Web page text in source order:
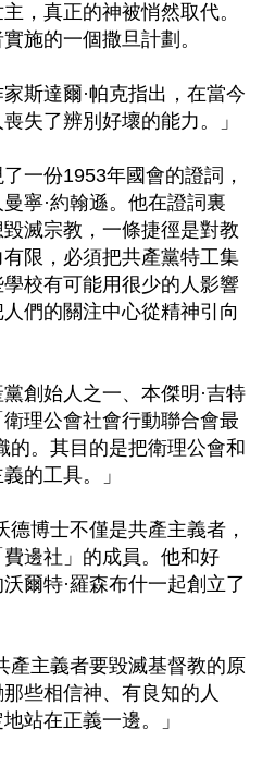
，真正的神被悄然取代。
施的一個撒旦計劃。
斯達爾·帕克指出，在當今
失了辨別好壞的能力。」
一份1953年國會的證詞，
寧·約翰遜。他在證詞裏
滅宗教，一條捷徑是對教
限，必須把共產黨特工集
校有可能用很少的人影響
們的關注中心從精神引向
創始人之一、本傑明·吉特
理公會社會行動聯合會最
的。其目的是把衛理公會和
的工具。」
德博士不僅是共產主義者，
邊社」的成員。他和好
爾特·羅森布什一起創立了
產主義者要毀滅基督教的原
些相信神、有良知的人
站在正義一邊。」